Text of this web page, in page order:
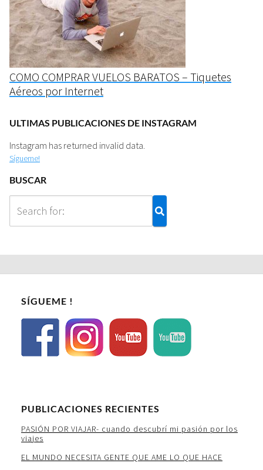
COMO COMPRAR VUELOS BARATOS – Tiquetes
Aéreos por Internet
ULTIMAS PUBLICACIONES DE INSTAGRAM
Instagram has returned invalid data.
Sígueme!
BUSCAR
SÍGUEME !
PUBLICACIONES RECIENTES
PASIÓN POR VIAJAR- cuando descubrí mi pasión por los
viajes
EL MUNDO NECESITA GENTE QUE AME LO QUE HACE